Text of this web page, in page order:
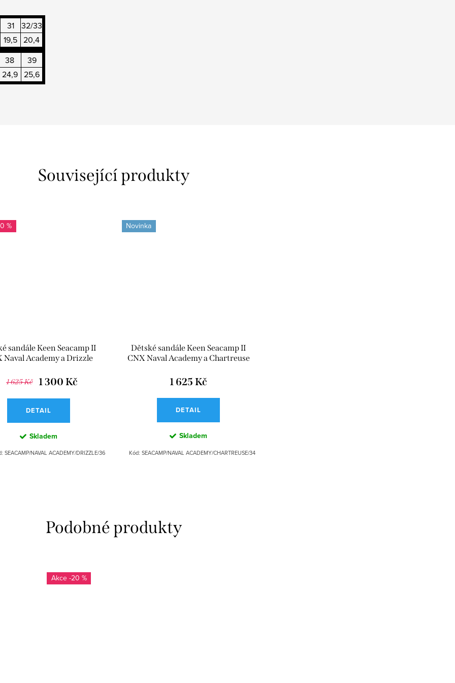
31
32/33
19,5 20,4
38
39
24,9 25,6
Související produkty
%
sandále Keen Seacamp II
Naval Academy a Drizzle
1 625 Kč 1 300 Kč
DETAIL
Skladem
SEACAMP/NAVAL ACADEMY/DRIZZLE/36
Novinka
Dětské sandále Keen Seacamp II
CNX Naval Academy a Chartreuse
1 625 Kč
DETAIL
Skladem
Kód: SEACAMP/NAVAL ACADEMY/CHARTREUSE/34
-20 %